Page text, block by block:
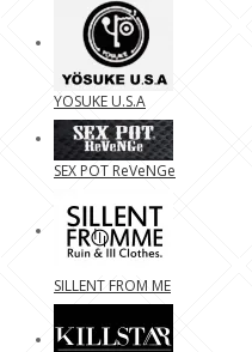
YOSUKE U.S.A
SEX POT ReVeNGe
SILLENT FROM ME